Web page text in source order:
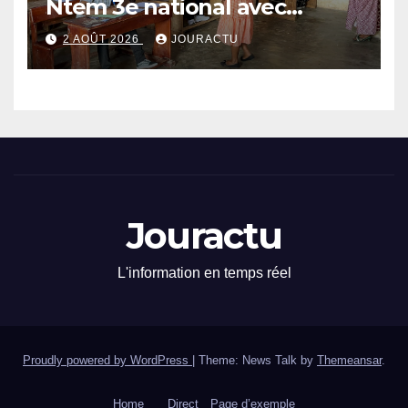
Ntem 3e national avec
89,64% de taux de réussite
2 AOÛT 2026 JOURACTU
Jouractu
L'information en temps réel
Proudly powered by WordPress | Theme: News Talk by Themeansar.
Home Direct Page d’exemple